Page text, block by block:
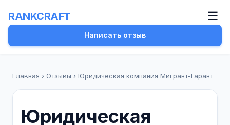
RANKCRAFT ☰
Написать отзыв
Главная › Отзывы › Юридическая компания Мигрант-Гарант
Юридическая